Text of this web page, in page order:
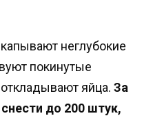
неглубокие
покинутые
яйца. За
до 200 штук,